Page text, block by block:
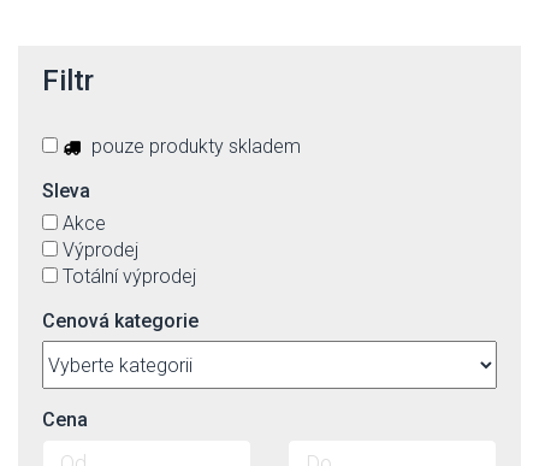
Filtr
pouze produkty skladem
Sleva
Akce
Výprodej
Totální výprodej
Cenová kategorie
Cena